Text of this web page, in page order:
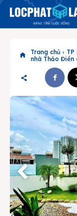
Search
Phiên
& tìm kiếm
Trang chủ
Dự án
Mua bán
Trang chủ TP
nhà Thảo Điền